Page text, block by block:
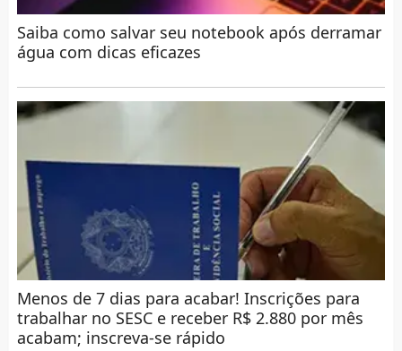
Saiba como salvar seu notebook após derramar
água com dicas eficazes
Menos de 7 dias para acabar! Inscrições para
trabalhar no SESC e receber R$ 2.880 por mês
acabam; inscreva-se rápido